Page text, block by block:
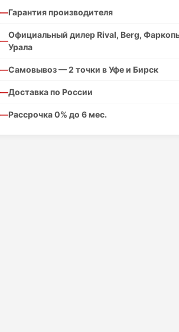
Гарантия производителя
Официальный дилер Rival, Berg,
Урала
Самовывоз — 2 точки в Уфе и Бирск
Доставка по России
Рассрочка 0% до 6 мес.